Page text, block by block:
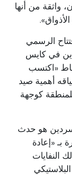
واثقة من أنها
الرسمي
في كايس
«اكتسب
أهمية صيد
كوجهة
هو حدث
بـ «إعادة
النفايات
البلاستيكي